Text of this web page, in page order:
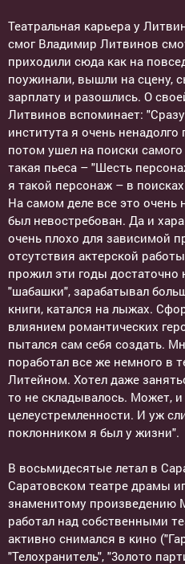
Театральная карьера у
смог Владимир Литвинов
приходили сюда как на
поужинали, вышли на сцену,
зарплату и разошлись. О
Литвинов вспоминает:
института я очень
потом ушел на поиски
такая пьеса – "Шесть
я такой персонаж – в
На самом деле все это очень
был невостребован. Да и
очень плохо для зависимой
отсутствия актерской
прожил эти годы
"шабашки", зарабатывал
книги, катался на лыжах.
влиянием романтических
пытался сам себя создать.
поработал все же немного в
Литейном. Хотел даже
то не складывалось. Может,
целеустремленности. И уж
поклонником я был у жизни".
В восьмидесятые летал в
Саратовском театре драмы
знаменитому произведению
работал над собственными
активно снимался в кино
"Телохранитель", "3олото